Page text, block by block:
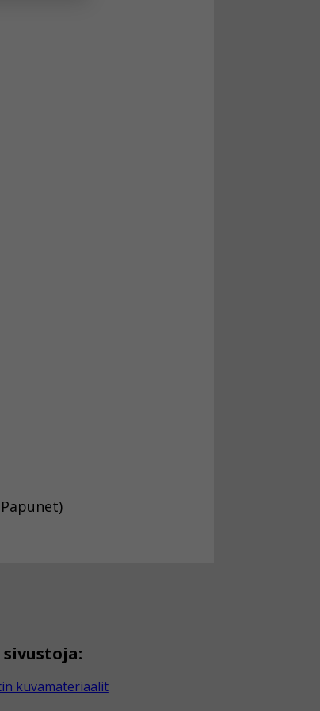
kuvamateriaalit